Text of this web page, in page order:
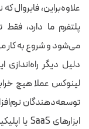
علاوه‌براین،
پلتفرم ما دارد،
می‌شود و شروع به کار
دلیل دیگر
لینوکس عملا هیچ
توسعه‌دهندگان